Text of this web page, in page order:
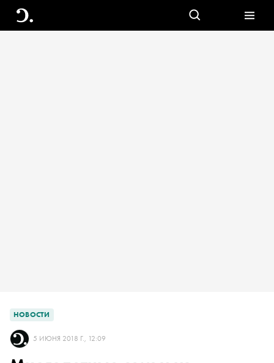
НОВОСТИ
5 ИЮНЯ 2018 Г., 12:09